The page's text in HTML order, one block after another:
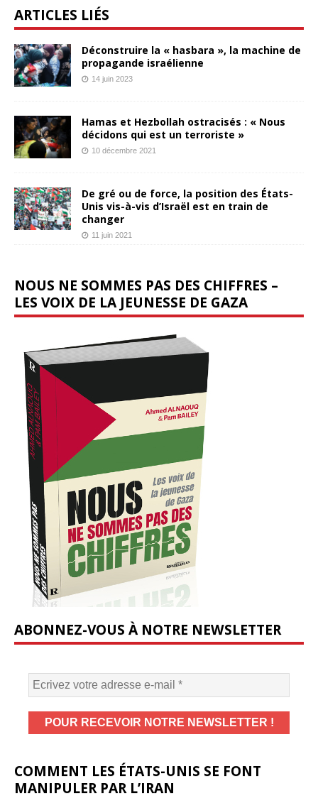
ARTICLES LIÉS
Déconstruire la « hasbara », la machine de
propagande israélienne
14 juin 2023
Hamas et Hezbollah ostracisés : « Nous
décidons qui est un terroriste »
10 décembre 2021
De gré ou de force, la position des États-
Unis vis-à-vis d’Israël est en train de
changer
11 juin 2021
NOUS NE SOMMES PAS DES CHIFFRES –
LES VOIX DE LA JEUNESSE DE GAZA
ABONNEZ-VOUS À NOTRE NEWSLETTER
COMMENT LES ÉTATS-UNIS SE FONT
MANIPULER PAR L’IRAN